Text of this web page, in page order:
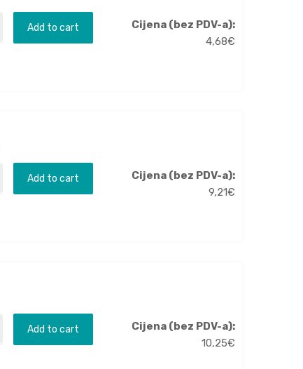
Add to cart
Cijena (bez PDV-a):
4,68€
Add to cart
Cijena (bez PDV-a):
9,21€
Add to cart
Cijena (bez PDV-a):
10,25€